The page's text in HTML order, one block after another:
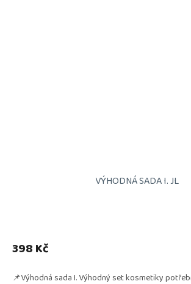
VÝHODNÁ SADA I. JL
398 Kč
📌Výhodná sada I. Výhodný set kosmetiky